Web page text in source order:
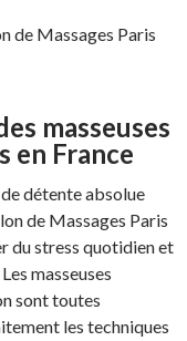
de Massages Paris
masseuses
en France
de détente absolue
de Massages Paris
du stress quotidien et
masseuses
sont toutes
les techniques